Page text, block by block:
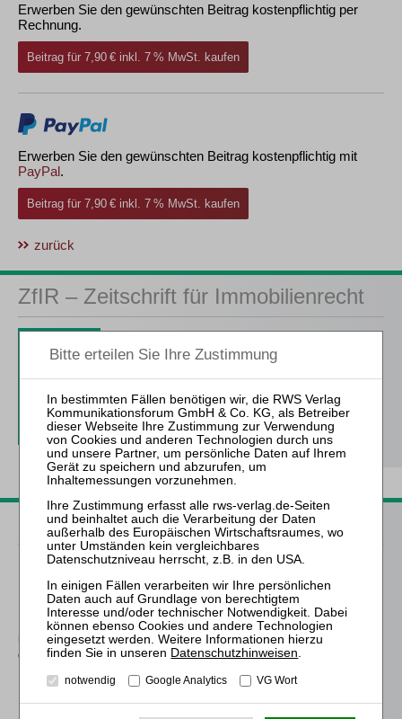
Erwerben Sie den gewünschten Beitrag kostenpflichtig per
Rechnung.
Beitrag für 7,90 € inkl. 7 % MwSt. kaufen
Erwerben Sie den gewünschten Beitrag kostenpflichtig mit
PayPal.
Beitrag für 7,90 € inkl. 7 % MwSt. kaufen
zurück
ZfIR – Zeitschrift für Immobilienrecht
inkl. 14 Tage kostenfreie ZfIR-
online-Nutzung
Probe-Abo bestellen
Passende Bücher
Der Insolvenzverwalter
im Liquidationsverfahren
nach Chapter 7 des
United States Bankruptcy
Code
Meyer
Datenschutzhinweisen
notwendig Google Analytics VG Wort